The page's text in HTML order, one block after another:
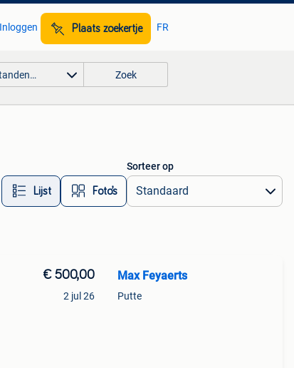
Inloggen Plaats zoekertje FR
Zoek
Lijst Foto’s
Sorteer op
€ 500,00
2 jul 26
Max Feyaerts
Putte